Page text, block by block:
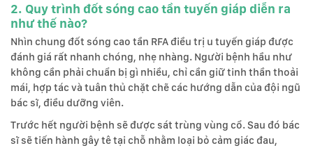
2. Quy trình đốt sóng cao tần tuyến giáp diễn ra
như thế nào?
Nhìn chung đốt sóng cao tần RFA điều trị u tuyến giáp được
đánh giá rất nhanh chóng, nhẹ nhàng. Người bệnh hầu như
không cần phải chuẩn bị gì nhiều, chỉ cần giữ tinh thần thoải
mái, hợp tác và tuân thủ chặt chẽ các hướng dẫn của đội ngũ
bác sĩ, điều dưỡng viên.
Trước hết người bệnh sẽ được sát trùng vùng cổ. Sau đó bác
sĩ sẽ tiến hành gây tê tại chỗ nhằm loại bỏ cảm giác đau,